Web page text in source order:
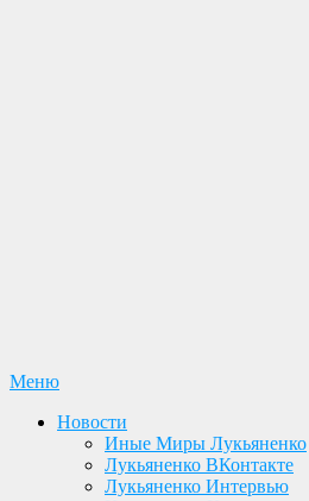
Перейти
содержимому
Меню
Новости
Иные Миры Лукьяненко
Лукьяненко ВКонтакте
Лукьяненко Интервью